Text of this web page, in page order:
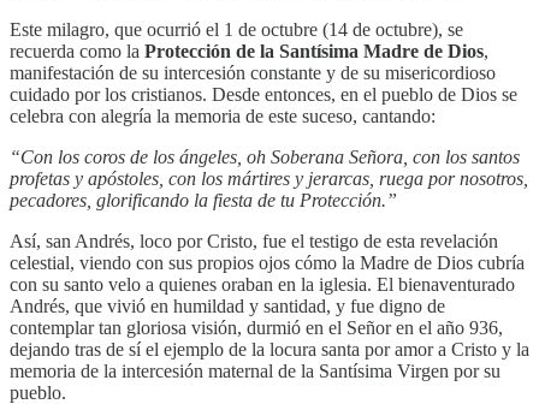
Este milagro, que ocurrió el 1 de octubre (14 de octubre), se
recuerda como la Protección de la Santísima Madre de Dios,
manifestación de su intercesión constante y de su misericordioso
cuidado por los cristianos. Desde entonces, en el pueblo de Dios se
celebra con alegría la memoria de este suceso, cantando:
“Con los coros de los ángeles, oh Soberana Señora, con los santos
profetas y apóstoles, con los mártires y jerarcas, ruega por nosotros,
pecadores, glorificando la fiesta de tu Protección.”
Así, san Andrés, loco por Cristo, fue el testigo de esta revelación
celestial, viendo con sus propios ojos cómo la Madre de Dios cubría
con su santo velo a quienes oraban en la iglesia. El bienaventurado
Andrés, que vivió en humildad y santidad, y fue digno de
contemplar tan gloriosa visión, durmió en el Señor en el año 936,
dejando tras de sí el ejemplo de la locura santa por amor a Cristo y la
memoria de la intercesión maternal de la Santísima Virgen por su
pueblo.